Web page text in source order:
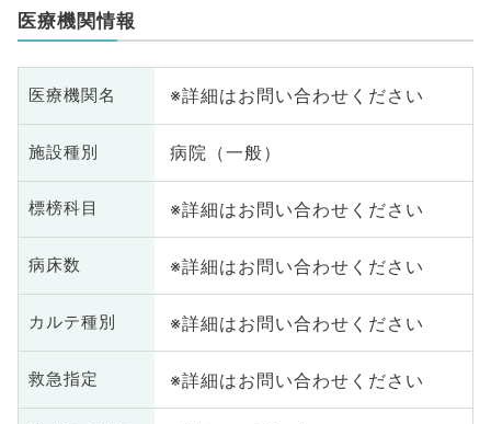
医療機関情報
医療機関名 ※詳細はお問い合わせください
施設種別 病院（一般）
標榜科目 ※詳細はお問い合わせください
病床数 ※詳細はお問い合わせください
カルテ種別 ※詳細はお問い合わせください
救急指定 ※詳細はお問い合わせください